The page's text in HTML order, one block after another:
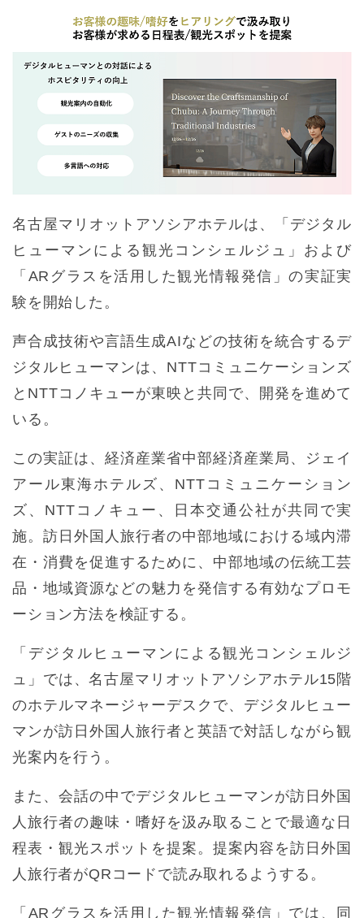
名古屋マリオットアソシアホテルは、「デジタル
ヒューマンによる観光コンシェルジュ」および
「ARグラスを活用した観光情報発信」の実証実
験を開始した。
声合成技術や言語生成AIなどの技術を統合するデ
ジタルヒューマンは、NTTコミュニケーションズ
とNTTコノキューが東映と共同で、開発を進めて
いる。
この実証は、経済産業省中部経済産業局、ジェイ
アール東海ホテルズ、NTTコミュニケーション
ズ、NTTコノキュー、日本交通公社が共同で実
施。訪日外国人旅行者の中部地域における域内滞
在・消費を促進するために、中部地域の伝統工芸
品・地域資源などの魅力を発信する有効なプロモ
ーション方法を検証する。
「デジタルヒューマンによる観光コンシェルジ
ュ」では、名古屋マリオットアソシアホテル15階
のホテルマネージャーデスクで、デジタルヒュー
マンが訪日外国人旅行者と英語で対話しながら観
光案内を行う。
また、会話の中でデジタルヒューマンが訪日外国
人旅行者の趣味・嗜好を汲み取ることで最適な日
程表・観光スポットを提案。提案内容を訪日外国
人旅行者がQRコードで読み取れるようする。
「ARグラスを活用した観光情報発信」では、同